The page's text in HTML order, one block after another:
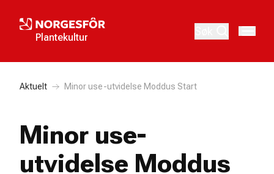
Plantekultur
Aktuelt Minor use-utvidelse Moddus Start
Minor use-
utvidelse Moddus